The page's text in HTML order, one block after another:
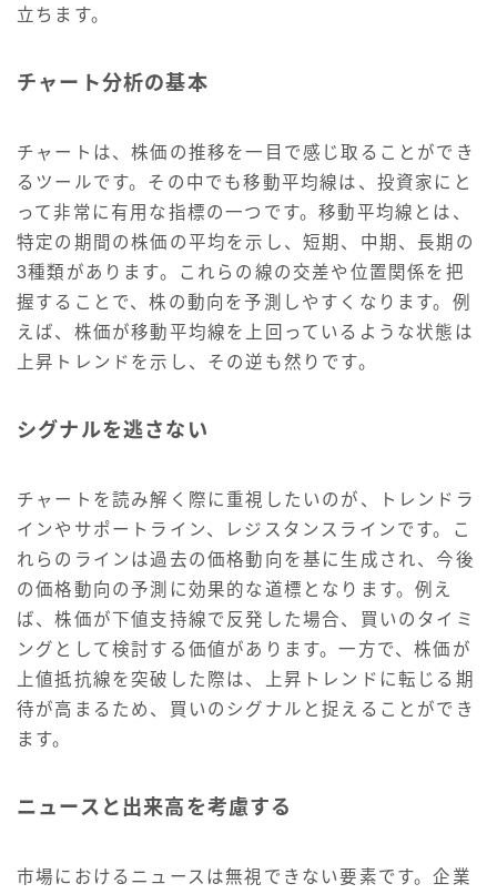
立ちます。
チャート分析の基本
チャートは、株価の推移を一目で感じ取ることができ
るツールです。その中でも移動平均線は、投資家にと
って非常に有用な指標の一つです。移動平均線とは、
特定の期間の株価の平均を示し、短期、中期、長期の
3種類があります。これらの線の交差や位置関係を把
握することで、株の動向を予測しやすくなります。例
えば、株価が移動平均線を上回っているような状態は
上昇トレンドを示し、その逆も然りです。
シグナルを逃さない
チャートを読み解く際に重視したいのが、トレンドラ
インやサポートライン、レジスタンスラインです。こ
れらのラインは過去の価格動向を基に生成され、今後
の価格動向の予測に効果的な道標となります。例え
ば、株価が下値支持線で反発した場合、買いのタイミ
ングとして検討する価値があります。一方で、株価が
上値抵抗線を突破した際は、上昇トレンドに転じる期
待が高まるため、買いのシグナルと捉えることができ
ます。
ニュースと出来高を考慮する
市場におけるニュースは無視できない要素です。企業